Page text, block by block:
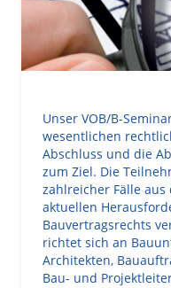
Unser VOB/B-
wesentlichen
Abschluss und die
zum Ziel. Die
zahlreicher Fälle
aktuellen
Bauvertragsrechts
richtet sich an
Architekten,
Bau- und